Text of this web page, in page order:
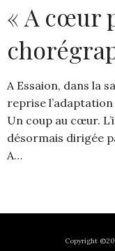
« A cœur
A Essaion, dans la
reprise l’adaptation
Un coup au cœur.
désormais dirigée
A…
Copyright